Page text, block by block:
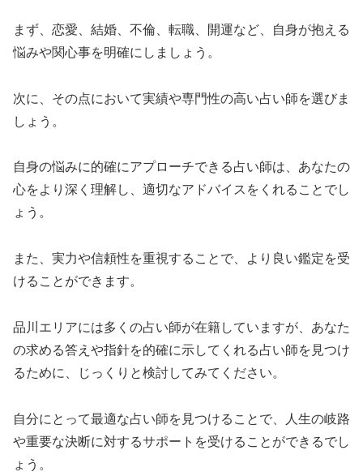
まず、恋愛、結婚、不倫、転職、開運など、自身が抱える
悩みや関心事を明確にしましょう。
次に、その点において実績や専門性の高い占い師を選びま
しょう。
自身の悩みに的確にアプローチできる占い師は、あなたの
心をより深く理解し、適切なアドバイスをくれることでし
ょう。
また、実力や信頼性を重視することで、より良い鑑定を受
けることができます。
品川エリアには多くの占い師が在籍していますが、あなた
の求める答えや指針を的確に示してくれる占い師を見つけ
るために、じっくりと検討してみてください。
自分にとって最適な占い師を見つけることで、人生の岐路
や重要な決断に対するサポートを受けることができるでし
ょう。